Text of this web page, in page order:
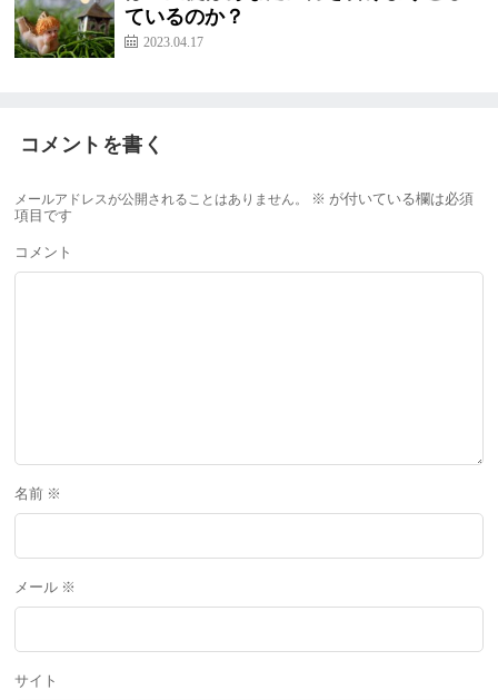
ているのか？
2023.04.17
コメントを書く
メールアドレスが公開されることはありません。 ※ が付いている欄は必須
項目です
コメント
名前 ※
メール ※
サイト